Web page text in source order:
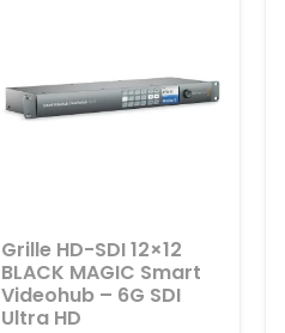
Grille HD-SDI 12×12
BLACK MAGIC Smart
Videohub – 6G SDI
Ultra HD